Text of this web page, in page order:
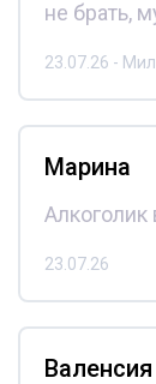
не брать,
23.07.26 -
Марина
23.07.26
Валенсия